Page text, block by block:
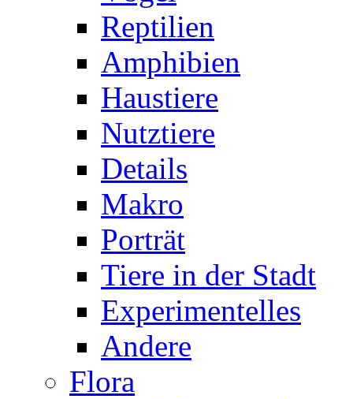
Reptilien
Amphibien
Haustiere
Nutztiere
Details
Makro
Porträt
Tiere in der Stadt
Experimentelles
Andere
Flora